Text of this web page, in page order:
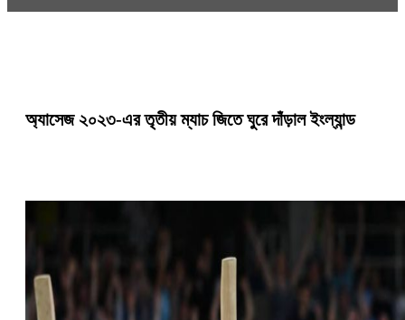
অ্যাসেজ ২০২৩-এর তৃতীয় ম্যাচ জিতে ঘুরে দাঁড়াল ইংল্যান্ড